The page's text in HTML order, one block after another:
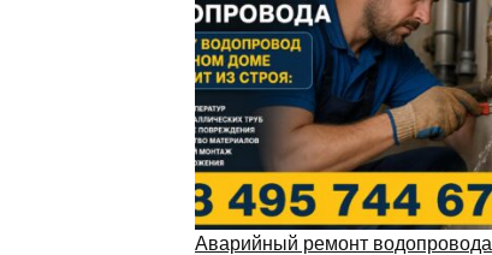
Аварийный ремонт водопровода